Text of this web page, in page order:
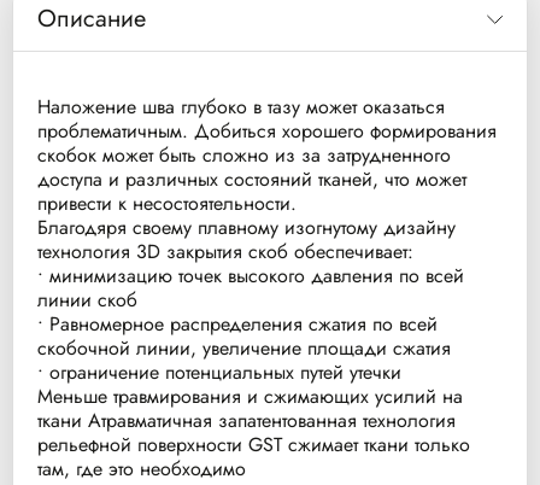
Описание
Наложение шва глубоко в тазу может оказаться
проблематичным. Добиться хорошего формирования
скобок может быть сложно из за затрудненного
доступа и различных состояний тканей, что может
привести к несостоятельности.
Благодяря своему плавному изогнутому дизайну
технология 3D закрытия скоб обеспечивает:
• минимизацию точек высокого давления по всей
линии скоб
• Равномерное распределения сжатия по всей
скобочной линии, увеличение площади сжатия
• ограничение потенциальных путей утечки
Меньше травмирования и сжимающих усилий на
ткани Атравматичная запатентованная технология
рельефной поверхности GST сжимает ткани только
там, где это необходимо